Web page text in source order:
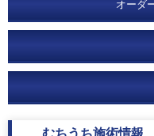
オーダ
むちうち施術情報